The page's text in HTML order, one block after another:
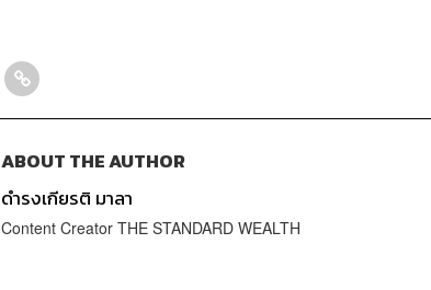
ABOUT THE AUTHOR
ดำรงเกียรติ มาลา
Content Creator THE STANDARD WEALTH